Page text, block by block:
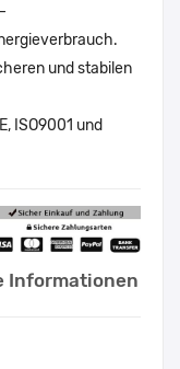
–
und stabilen
ISO9001 und
Informationen